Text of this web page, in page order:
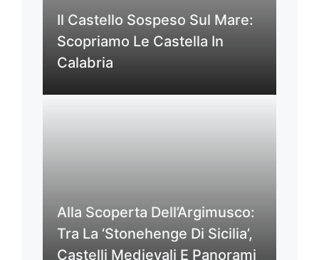
Il Castello Sospeso Sul Mare:
Scopriamo Le Castella In
Calabria
Alla Scoperta Dell’Argimusco:
Tra La ‘Stonehenge Di Sicilia’,
Castelli Medievali E Panorami